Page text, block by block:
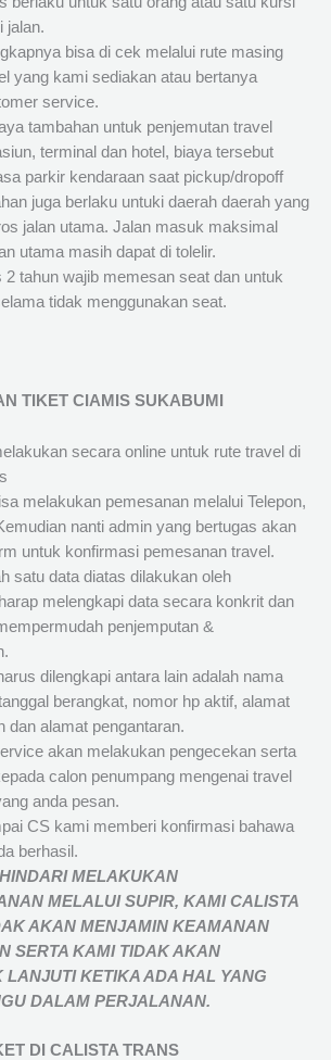
jalan.
bisa di cek melalui rute masing
yang kami sediakan atau bertanya
service.
tambahan untuk penjemutan travel
terminal dan hotel, biaya tersebut
parkir kendaraan saat pickup/dropoff
juga berlaku untuki daerah daerah yang
jalan utama. Jalan masuk maksimal
utama masih dapat di tolelir.
2 tahun wajib memesan seat dan untuk
tidak menggunakan seat.
TIKET CIAMIS SUKABUMI
secara online untuk rute travel di
melakukan pemesanan melalui Telepon,
nanti admin yang bertugas akan
untuk konfirmasi pemesanan travel.
satu data diatas dilakukan oleh
melengkapi data secara konkrit dan
penjemputan &
dilengkapi antara lain adalah nama
berangkat, nomor hp aktif, alamat
dan alamat pengantaran.
akan melakukan pengecekan serta
calon penumpang mengenai travel
anda pesan.
CS kami memberi konfirmasi bahawa
berhasil.
HINDARI MELAKUKAN
MELALUI SUPIR, KAMICALISTA
AKAN MENJAMINKEAMANAN
SERTA KAMI TIDAK AKAN
LANJUTI KETIKA ADA HAL YANG
DALAM PERJALANAN.
DI CALISTA TRANS